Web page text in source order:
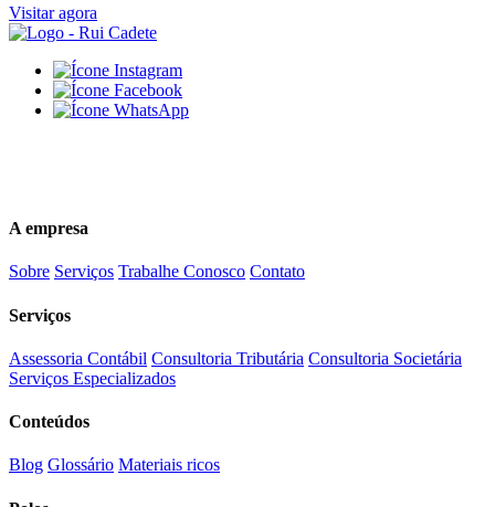
Visitar agora
A empresa
Sobre Serviços Trabalhe Conosco Contato
Serviços
Assessoria Contábil Consultoria Tributária Consultoria Societária
Serviços Especializados
Conteúdos
Blog Glossário Materiais ricos